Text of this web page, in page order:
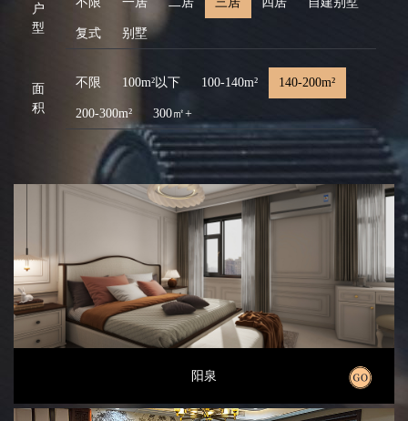
户
型
复式 别墅
面
积
不限 100m²以下 100-140m² 140-200m²
200-300m² 300㎡+
阳泉